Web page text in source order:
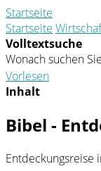
Startseite
Startseite
Volltextsuche
Wonach suchen
Vorlesen
Inhalt
Bibel -
Entdeckungsreise